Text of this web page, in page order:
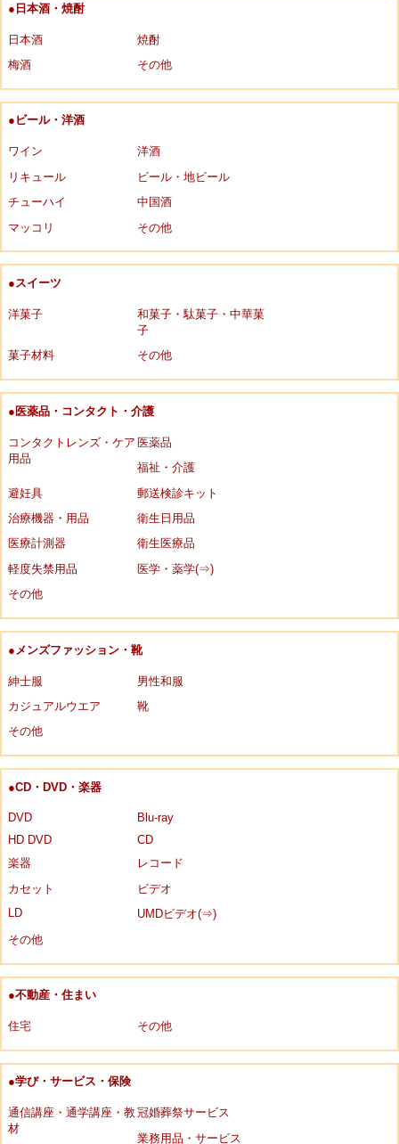
●日本酒・焼酎
日本酒
焼酎
梅酒
その他
●ビール・洋酒
ワイン
洋酒
リキュール
ビール・地ビール
チューハイ
中国酒
マッコリ
その他
●スイーツ
洋菓子
和菓子・駄菓子・中華菓
子
菓子材料
その他
●医薬品・コンタクト・介護
コンタクトレンズ・ケア
用品
医薬品
福祉・介護
避妊具
郵送検診キット
治療機器・用品
衛生日用品
医療計測器
衛生医療品
軽度失禁用品
医学・薬学(⇒)
その他
●メンズファッション・靴
紳士服
男性和服
カジュアルウエア
靴
その他
●CD・DVD・楽器
DVD
Blu-ray
HD DVD
CD
楽器
レコード
カセット
ビデオ
LD
UMDビデオ(⇒)
その他
●不動産・住まい
住宅 その他
●学び・サービス・保険
通信講座・通学講座・教
材
冠婚葬祭サービス
業務用品・サービス